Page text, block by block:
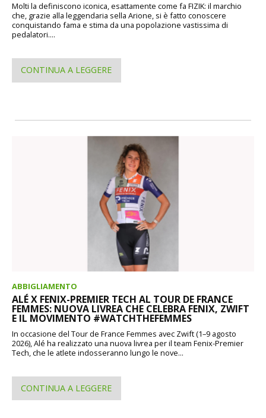
Molti la definiscono iconica, esattamente come fa FIZIK: il marchio
che, grazie alla leggendaria sella Arione, si è fatto conoscere
conquistando fama e stima da una popolazione vastissima di
pedalatori....
CONTINUA A LEGGERE
ABBIGLIAMENTO
ALÉ X FENIX-PREMIER TECH AL TOUR DE FRANCE
FEMMES: NUOVA LIVREA CHE CELEBRA FENIX, ZWIFT
E IL MOVIMENTO #WATCHTHEFEMMES
In occasione del Tour de France Femmes avec Zwift (1–9 agosto
2026), Alé ha realizzato una nuova livrea per il team Fenix-Premier
Tech, che le atlete indosseranno lungo le nove...
CONTINUA A LEGGERE